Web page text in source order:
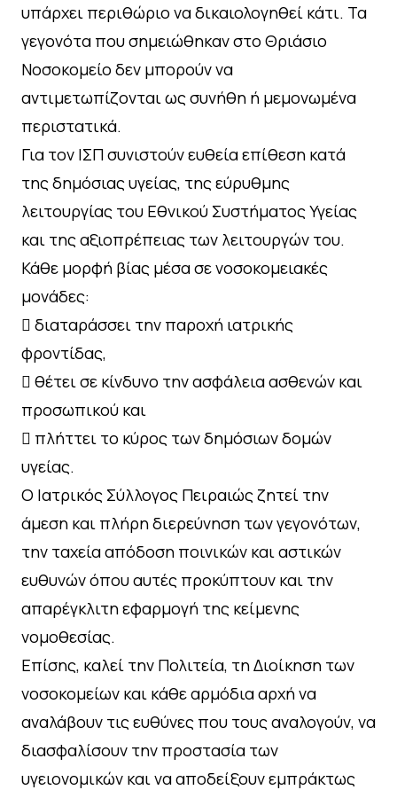
υπάρχει περιθώριο να δικαιολογηθεί κάτι. Τα
γεγονότα που σημειώθηκαν στο Θριάσιο
Νοσοκομείο δεν μπορούν να
αντιμετωπίζονται ως συνήθη ή μεμονωμένα
περιστατικά.
Για τον ΙΣΠ συνιστούν ευθεία επίθεση κατά
της δημόσιας υγείας, της εύρυθμης
λειτουργίας του Εθνικού Συστήματος Υγείας
και της αξιοπρέπειας των λειτουργών του.
Κάθε μορφή βίας μέσα σε νοσοκομειακές
μονάδες:
 διαταράσσει την παροχή ιατρικής
φροντίδας,
 θέτει σε κίνδυνο την ασφάλεια ασθενών και
προσωπικού και
 πλήττει το κύρος των δημόσιων δομών
υγείας.
Ο Ιατρικός Σύλλογος Πειραιώς ζητεί την
άμεση και πλήρη διερεύνηση των γεγονότων,
την ταχεία απόδοση ποινικών και αστικών
ευθυνών όπου αυτές προκύπτουν και την
απαρέγκλιτη εφαρμογή της κείμενης
νομοθεσίας.
Επίσης, καλεί την Πολιτεία, τη Διοίκηση των
νοσοκομείων και κάθε αρμόδια αρχή να
αναλάβουν τις ευθύνες που τους αναλογούν, να
διασφαλίσουν την προστασία των
υγειονομικών και να αποδείξουν εμπράκτως